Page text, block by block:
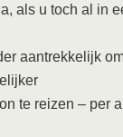
als u toch al in
aantrekkelijk
te reizen – per